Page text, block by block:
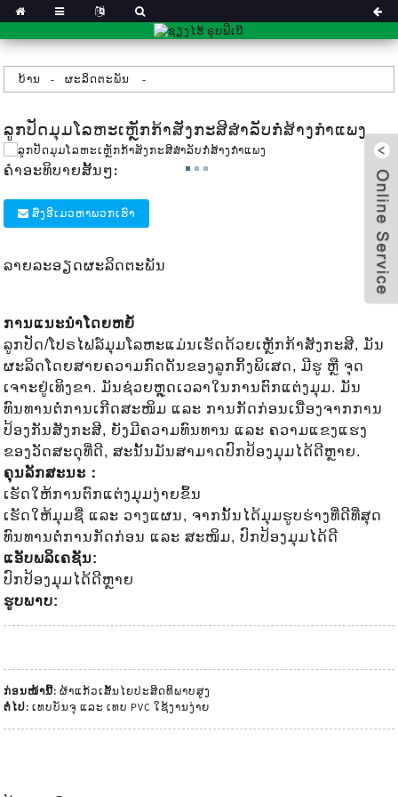
ບ້ານ ຜະລິດຕະພັນ
ລູກປັດມຸມໂລຫະເຫຼັກກ້າສັງກະສີສຳລັບກໍ່ສ້າງກຳແພງ
ຄໍາອະທິບາຍສັ້ນໆ:
ສົ່ງອີເມວຫາພວກເຮົາ
ລາຍລະອຽດຜະລິດຕະພັນ
ການແນະນຳໂດຍຫຍໍ້
ລູກປັດ/ໂປຣໄຟລ໌ມຸມໂລຫະແມ່ນເຮັດດ້ວຍເຫຼັກກ້າສັງກະສີ, ມັນ
ຜະລິດໂດຍສາຍຄວາມກົດດັນຂອງລູກກິ້ງພິເສດ, ມີຮູ ຫຼື ຈຸດ
ເຈາະຢູ່ເທິງຂາ. ມັນຊ່ວຍຫຼຸດເວລາໃນການຕົກແຕ່ງມຸມ. ມັນ
ທົນທານຕໍ່ການເກີດສະໜິມ ແລະ ການກັດກ່ອນເນື່ອງຈາກການ
ປ້ອງກັນສັງກະສີ, ຍັງມີຄວາມທົນທານ ແລະ ຄວາມແຂງແຮງ
ຂອງວັດສະດຸທີ່ດີ, ສະນັ້ນມັນສາມາດປົກປ້ອງມຸມໄດ້ດີຫຼາຍ.
ຄຸນລັກສະນະ ：
ເຮັດໃຫ້ການຕົກແຕ່ງມຸມງ່າຍຂຶ້ນ
ເຮັດໃຫ້ມຸມຊື່ ແລະ ວາງແຜນ, ຈາກນັ້ນໄດ້ມຸມຮູບຮ່າງທີ່ດີທີ່ສຸດ
ທົນທານຕໍ່ການກັດກ່ອນ ແລະ ສະໜິມ, ປົກປ້ອງມຸມໄດ້ດີ
ແອັບພລິເຄຊັນ:
ປົກປ້ອງມຸມໄດ້ດີຫຼາຍ
ຮູບພາບ:
ກ່ອນໜ້ານີ້: ຜ້າແກ້ວເສັ້ນໄຍປະສິດທິພາບສູງ
ຕໍ່ໄປ: ເທບບັນຈຸ ແລະ ເທບ PVC ໃຊ້ງານງ່າຍ
x